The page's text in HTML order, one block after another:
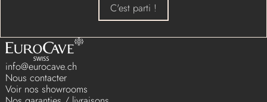
C'est parti !
info@eurocave.ch
Nous contacter
Voir nos showrooms